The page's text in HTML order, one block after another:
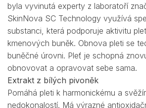
byla vyvinutá experty z laboratoří
SkinNova SC Technology využívá
substanci, která podporuje aktivitu
kmenových buněk. Obnova pleti se
buněčné úrovni. Pleť je schopná
obnovovat a opravovat sebe sama.
Extrakt z bílých pivoněk
Pomáhá pleti k harmonickému a
nedokonalostí. Má výrazné